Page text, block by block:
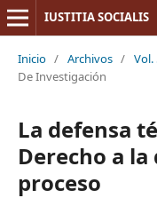
IUSTITIA SOCIALIS
Inicio / Archivos / Vol.
De Investigación
La defensa
Derecho a
proceso